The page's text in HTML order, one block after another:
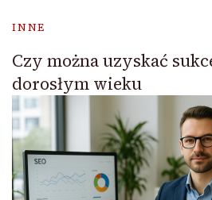
INNE
Czy można uzyskać
dorosłym wieku